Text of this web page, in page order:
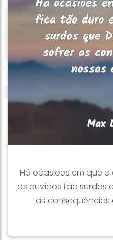
Há ocasiões em que
os ouvidos tão surdos
as consequências